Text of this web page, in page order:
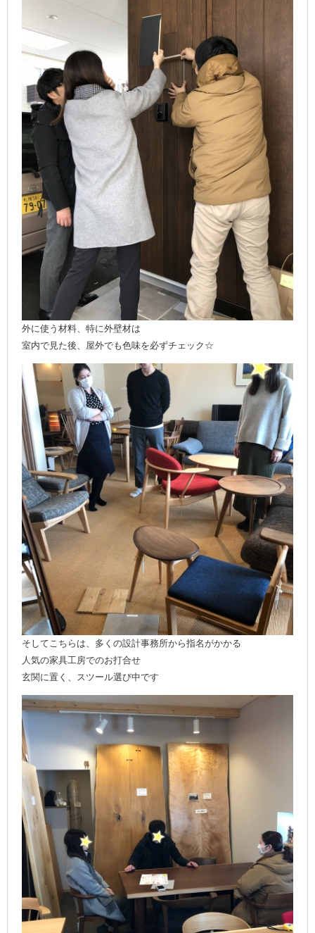
外に使う材料、特に外壁材は
室内で見た後、屋外でも色味を必ずチェック☆
そしてこちらは、多くの設計事務所から指名がかかる
人気の家具工房でのお打合せ
玄関に置く、スツール選び中です